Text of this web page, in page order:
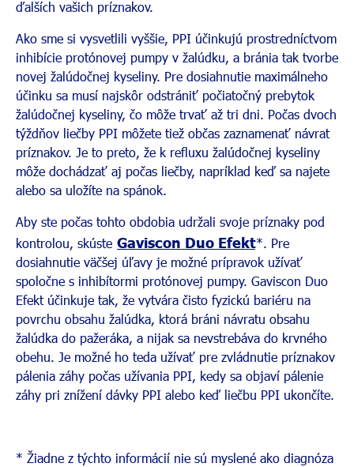
ďalších vašich príznakov.
Ako sme si vysvetlili vyššie, PPI účinkujú prostredníctvom
inhibície protónovej pumpy v žalúdku, a bránia tak tvorbe
novej žalúdočnej kyseliny. Pre dosiahnutie maximálneho
účinku sa musí najskôr odstrániť počiatočný prebytok
žalúdočnej kyseliny, čo môže trvať až tri dni. Počas dvoch
týždňov liečby PPI môžete tiež občas zaznamenať návrat
príznakov. Je to preto, že k refluxu žalúdočnej kyseliny
môže dochádzať aj počas liečby, napríklad keď sa najete
alebo sa uložíte na spánok.
Aby ste počas tohto obdobia udržali svoje príznaky pod
kontrolou, skúste Gaviscon Duo Efekt*. Pre
dosiahnutie väčšej úľavy je možné prípravok užívať
spoločne s inhibítormi protónovej pumpy. Gaviscon Duo
Efekt účinkuje tak, že vytvára čisto fyzickú bariéru na
povrchu obsahu žalúdka, ktorá bráni návratu obsahu
žalúdka do pažeráka, a nijak sa nevstrebáva do krvného
obehu. Je možné ho teda užívať pre zvládnutie príznakov
pálenia záhy počas užívania PPI, kedy sa objaví pálenie
záhy pri znížení dávky PPI alebo keď liečbu PPI ukončíte.
* Žiadne z týchto informácií nie sú myslené ako diagnóza